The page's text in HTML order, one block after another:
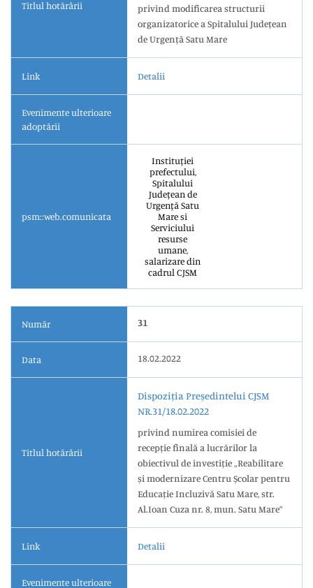
Titlul hotărârii
privind modificarea structurii
organizatorice a Spitalului Județean
de Urgență Satu Mare
Link Detalii
Evenimente ulterioare
adoptării
psm::web.comunicata
Instituției
prefectului,
Spitalului
Județean de
Urgență Satu
Mare si
Serviciului
resurse
umane,
salarizare din
cadrul CJSM
Număr 31
Data 18.02.2022
Titlul hotărârii
Dispoziția Președintelui CJSM
NR.31/18.02.2022
privind numirea comisiei de
recepție finală a lucrărilor la
obiectivul de investiție „Reabilitare
și modernizare Centru Școlar pentru
Educație Incluzivă Satu Mare, str.
Al.Ioan Cuza nr. 8, mun. Satu Mare”
Link Detalii
Evenimente ulterioare